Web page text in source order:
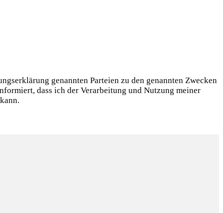
genannten Parteien zu den genannten Zwecken
dass ich der Verarbeitung und Nutzung meiner